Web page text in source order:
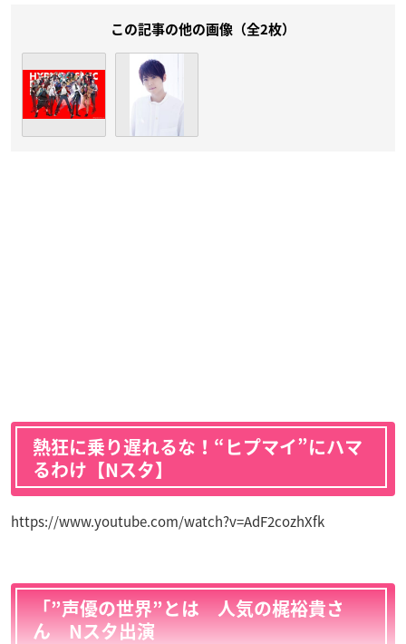
この記事の他の画像（全2枚）
熱狂に乗り遅れるな！“ヒプマイ”にハマ
るわけ【Nスタ】
https://www.youtube.com/watch?v=AdF2cozhXfk
「”声優の世界”とは 人気の梶裕貴さ
ん Nスタ出演